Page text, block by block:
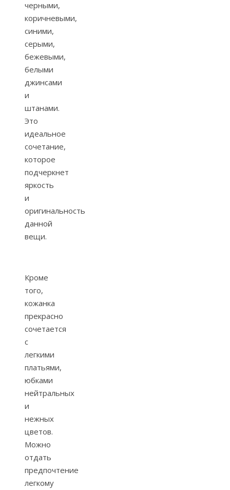
черными,
коричневыми,
синими,
серыми,
бежевыми,
белыми
джинсами
и
штанами.
Это
идеальное
сочетание,
которое
подчеркнет
яркость
и
оригинальность
данной
вещи.
Кроме
того,
кожанка
прекрасно
сочетается
с
легкими
платьями,
юбками
нейтральных
и
нежных
цветов.
Можно
отдать
предпочтение
легкому